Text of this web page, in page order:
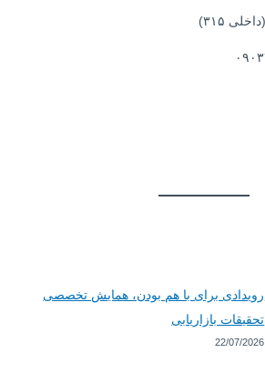
رویدادی برای با هم بودن، همایش تخصصی
تحقیقات بازاریابی
22/07/2026